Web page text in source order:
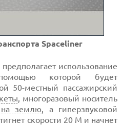
Spaceliner
использование
которой будет
50-местный пассажирский
, многоразовый носитель
на землю, а гиперзвуковой
скорости 20 М и начнет